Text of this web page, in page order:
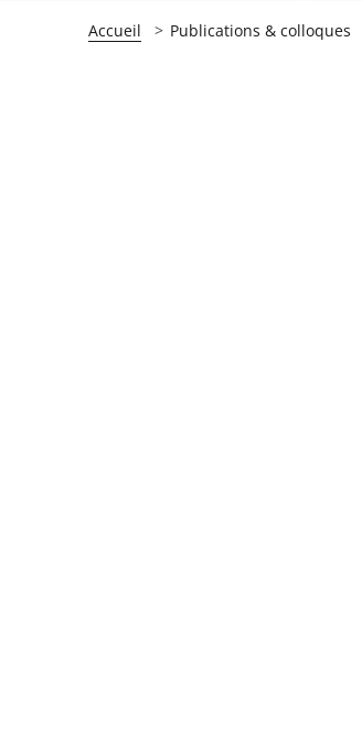
Accueil Publications & colloques